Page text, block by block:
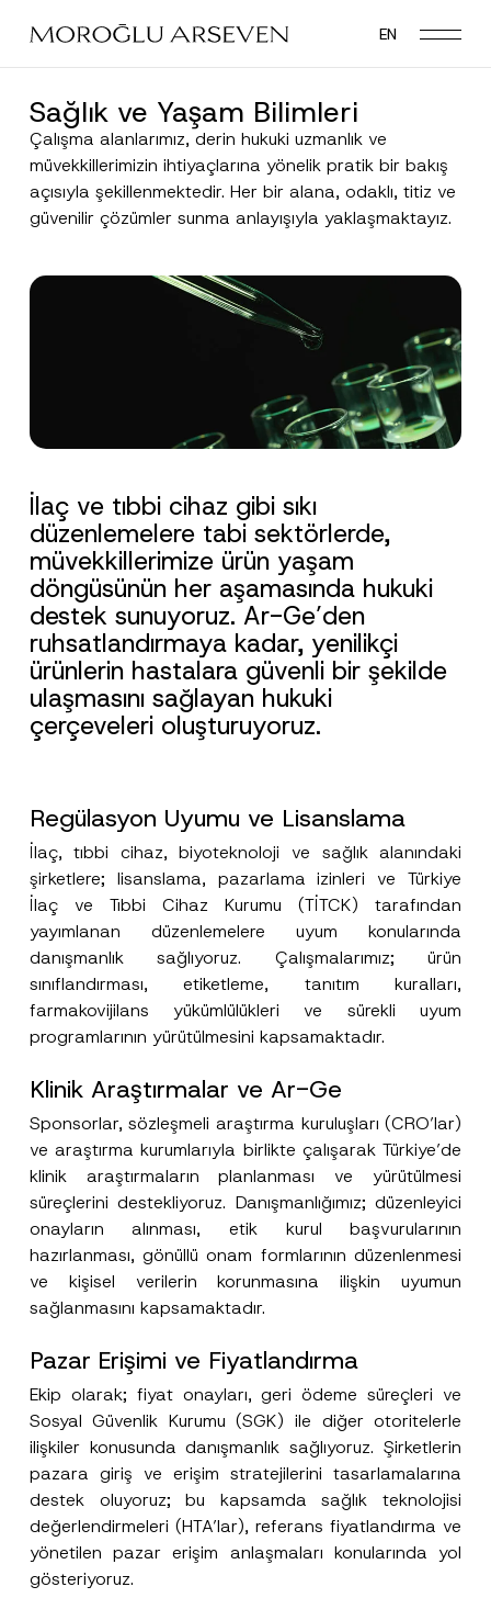
main
EN
Sağlık ve Yaşam Bilimleri
Çalışma alanlarımız, derin hukuki uzmanlık ve
müvekkillerimizin ihtiyaçlarına yönelik pratik bir bakış
açısıyla şekillenmektedir. Her bir alana, odaklı, titiz ve
güvenilir çözümler sunma anlayışıyla yaklaşmaktayız.
İlaç ve tıbbi cihaz gibi sıkı
düzenlemelere tabi sektörlerde,
müvekkillerimize ürün yaşam
döngüsünün her aşamasında hukuki
destek sunuyoruz. Ar-Ge’den
ruhsatlandırmaya kadar, yenilikçi
ürünlerin hastalara güvenli bir şekilde
ulaşmasını sağlayan hukuki
çerçeveleri oluşturuyoruz.
Regülasyon Uyumu ve Lisanslama
İlaç, tıbbi cihaz, biyoteknoloji ve sağlık alanındaki
şirketlere; lisanslama, pazarlama izinleri ve Türkiye
İlaç ve Tıbbi Cihaz Kurumu (TİTCK) tarafından
yayımlanan düzenlemelere uyum konularında
danışmanlık sağlıyoruz. Çalışmalarımız; ürün
sınıflandırması, etiketleme, tanıtım kuralları,
farmakovijilans yükümlülükleri ve sürekli uyum
programlarının yürütülmesini kapsamaktadır.
Klinik Araştırmalar ve Ar-Ge
Sponsorlar, sözleşmeli araştırma kuruluşları (CRO’lar)
ve araştırma kurumlarıyla birlikte çalışarak Türkiye’de
klinik araştırmaların planlanması ve yürütülmesi
süreçlerini destekliyoruz. Danışmanlığımız; düzenleyici
onayların alınması, etik kurul başvurularının
hazırlanması, gönüllü onam formlarının düzenlenmesi
ve kişisel verilerin korunmasına ilişkin uyumun
sağlanmasını kapsamaktadır.
Pazar Erişimi ve Fiyatlandırma
Ekip olarak; fiyat onayları, geri ödeme süreçleri ve
Sosyal Güvenlik Kurumu (SGK) ile diğer otoritelerle
ilişkiler konusunda danışmanlık sağlıyoruz. Şirketlerin
pazara giriş ve erişim stratejilerini tasarlamalarına
destek oluyoruz; bu kapsamda sağlık teknolojisi
değerlendirmeleri (HTA’lar), referans fiyatlandırma ve
yönetilen pazar erişim anlaşmaları konularında yol
gösteriyoruz.
Ad *
P
z